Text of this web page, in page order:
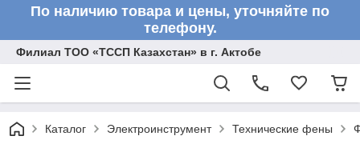
По наличию товара и цены, уточняйте по
телефону.
Филиал ТОО «ТССП Казахстан» в г. Актобе
Каталог Электроинструмент Технические фены